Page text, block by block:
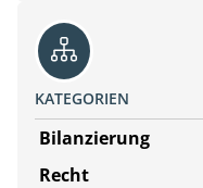
KATEGORIEN
Bilanzierung
Recht